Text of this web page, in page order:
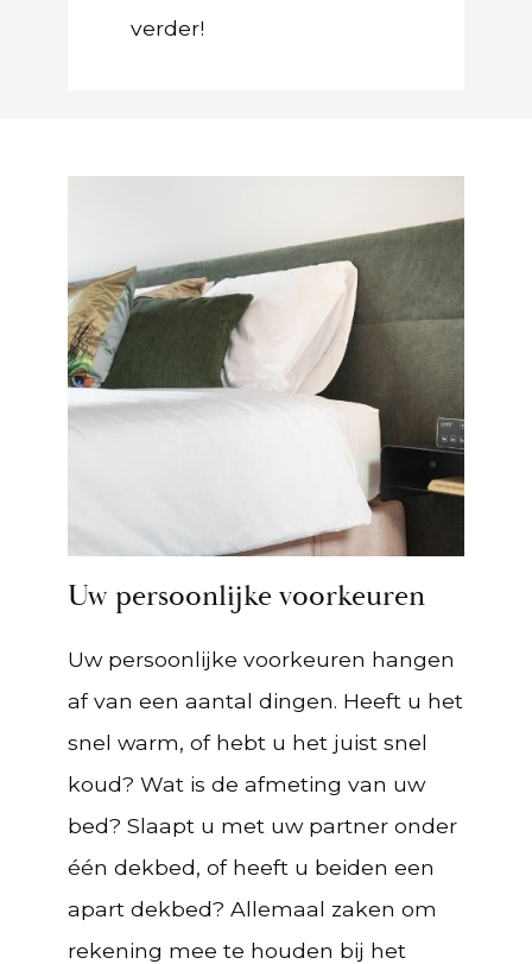
verder!
Uw persoonlijke voorkeuren
Uw persoonlijke voorkeuren hangen
af van een aantal dingen. Heeft u het
snel warm, of hebt u het juist snel
koud? Wat is de afmeting van uw
bed? Slaapt u met uw partner onder
één dekbed, of heeft u beiden een
apart dekbed? Allemaal zaken om
rekening mee te houden bij het